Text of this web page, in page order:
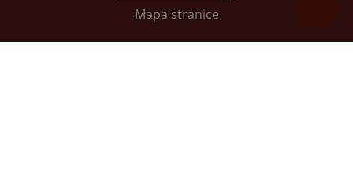
Mapa stranice